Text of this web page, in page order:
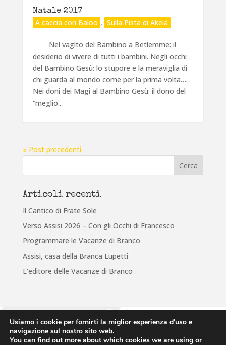
Natale 2017
A caccia con Baloo , Sulla Pista di Akela
Nel vagìto del Bambino a Betlemme: il
desiderio di vivere di tutti i bambini. Negli occhi
del Bambino Gesù: lo stupore e la meraviglia di
chi guarda al mondo come per la prima volta….
Nei doni dei Magi al Bambino Gesù: il dono del
“meglio...
« Post precedenti
Articoli recenti
Il Cantico di Frate Sole
Verso Assisi 2026 – Con gli Occhi di Francesco
Programmare le Vacanze di Branco
Assisi, casa della Branca Lupetti
L’editore delle Vacanze di Branco
Usiamo i cookie per fornirti la miglior esperienza d'uso e
navigazione sul nostro sito web.
You can find out more about which cookies we are using or
Associazione Italiana Guide e Scouts d'Europa Cattolici
via Anicia, 10 • 00153 Roma • tel: 065884430 • email: infofse@fse.it